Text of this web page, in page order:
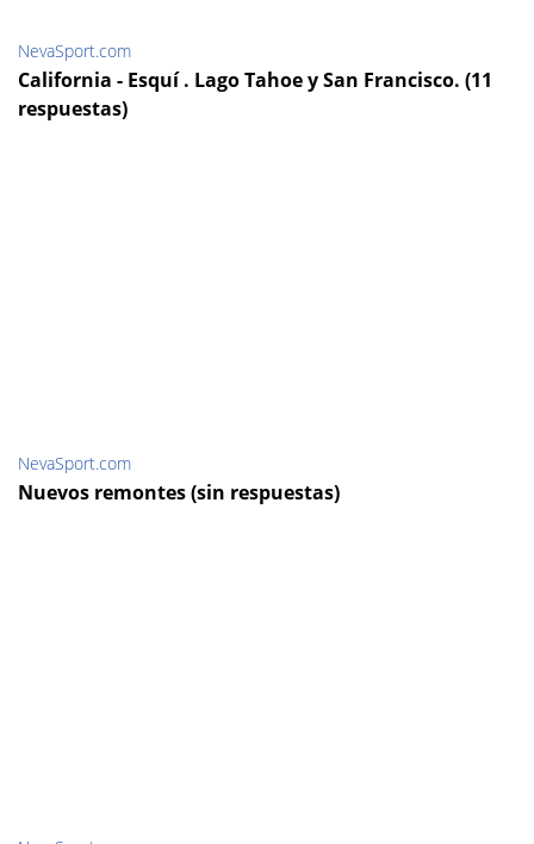
NevaSport.com
California - Esquí . Lago Tahoe y San Francisco. (11
respuestas)
NevaSport.com
Nuevos remontes (sin respuestas)